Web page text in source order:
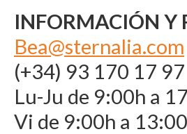
INFORMACIÓN Y
Bea@sternalia.com
(+34) 93 170 17 97
Lu-Ju de 9:00h a
Vi de 9:00h a